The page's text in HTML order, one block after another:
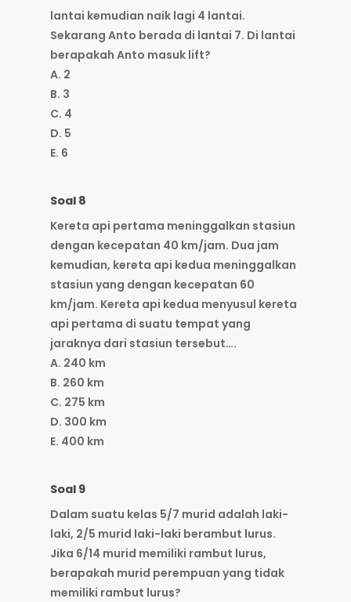
lantai kemudian naik lagi 4 lantai.
Sekarang Anto berada di lantai 7. Di lantai
berapakah Anto masuk lift?
A. 2
B. 3
C. 4
D. 5
E. 6
Soal 8
Kereta api pertama meninggalkan stasiun
dengan kecepatan 40 km/jam. Dua jam
kemudian, kereta api kedua meninggalkan
stasiun yang dengan kecepatan 60
km/jam. Kereta api kedua menyusul kereta
api pertama di suatu tempat yang
jaraknya dari stasiun tersebut….
A. 240 km
B. 260 km
C. 275 km
D. 300 km
E. 400 km
Soal 9
Dalam suatu kelas 5/7 murid adalah laki-
laki, 2/5 murid laki-laki berambut lurus.
Jika 6/14 murid memiliki rambut lurus,
berapakah murid perempuan yang tidak
memiliki rambut lurus?